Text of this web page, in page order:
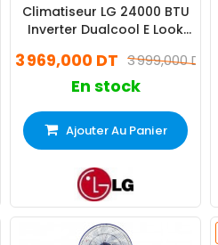
Climatiseur LG 24000 BTU
Inverter Dualcool E Look
3 999,000 DT
3 969,000 DT
En stock
Ajouter Au Panier